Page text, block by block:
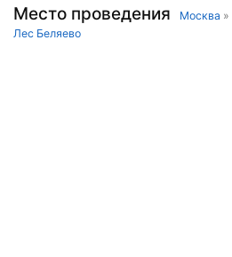
Место проведения Москва »
Лес Беляево